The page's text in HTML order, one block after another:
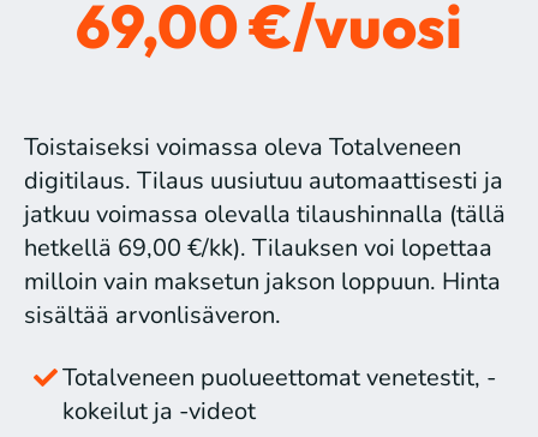
69,00 €/vuosi
Toistaiseksi voimassa oleva Totalveneen
digitilaus. Tilaus uusiutuu automaattisesti ja
jatkuu voimassa olevalla tilaushinnalla (tällä
hetkellä 69,00 €/kk). Tilauksen voi lopettaa
milloin vain maksetun jakson loppuun. Hinta
sisältää arvonlisäveron.
Totalveneen puolueettomat venetestit, -
kokeilut ja -videot